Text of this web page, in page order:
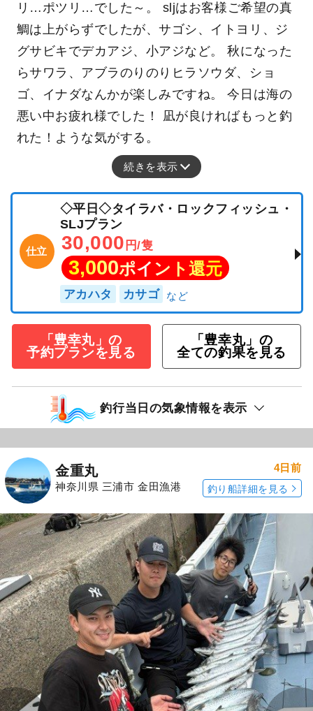
リ…ポツリ…でした～。 sljはお客様ご希望の真
鯛は上がらずでしたが、サゴシ、イトヨリ、ジ
グサビキでデカアジ、小アジなど。 秋になった
らサワラ、アブラのりのりヒラソウダ、ショ
ゴ、イナダなんかが楽しみですね。 今日は海の
悪い中お疲れ様でした！ 凪が良ければもっと釣
れた！ような気がする。
続きを表示
仕立
◇平日◇タイラバ・ロックフィッシュ・
SLJプラン
30,000 円/隻
3,000ポイント還元
アカハタ カサゴ
「豊幸丸」の
予約プランを見る
「豊幸丸」の
全ての釣果を見る
釣行当日の気象情報を表示
金重丸
神奈川県 三浦市 金田漁港
4日前
釣り船詳細を見る